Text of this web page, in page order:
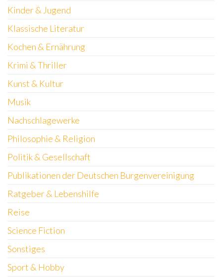
Kinder & Jugend
Klassische Literatur
Kochen & Ernährung
Krimi & Thriller
Kunst & Kultur
Musik
Nachschlagewerke
Philosophie & Religion
Politik & Gesellschaft
Publikationen der Deutschen Burgenvereinigung
Ratgeber & Lebenshilfe
Reise
Science Fiction
Sonstiges
Sport & Hobby